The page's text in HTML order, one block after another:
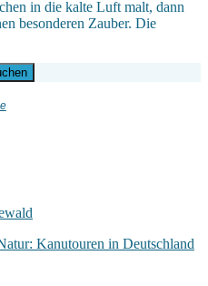
in die kalte Luft malt, dann
besonderen Zauber. Die
Kanutouren in Deutschland